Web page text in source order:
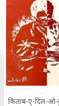
किताब-ए-दिल-ओ-